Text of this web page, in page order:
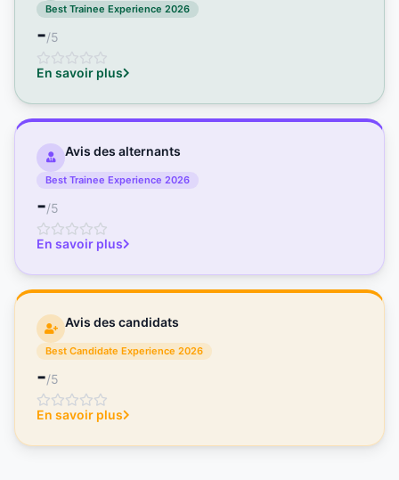
Best Trainee Experience 2026
-/5
En savoir plus
Avis des alternants
Best Trainee Experience 2026
-/5
En savoir plus
Avis des candidats
Best Candidate Experience 2026
-/5
En savoir plus